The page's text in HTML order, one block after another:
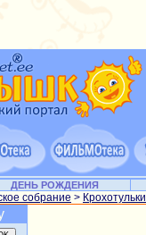
ДЕНЬ РОЖДЕНИЯ
собрание > Крохотульки